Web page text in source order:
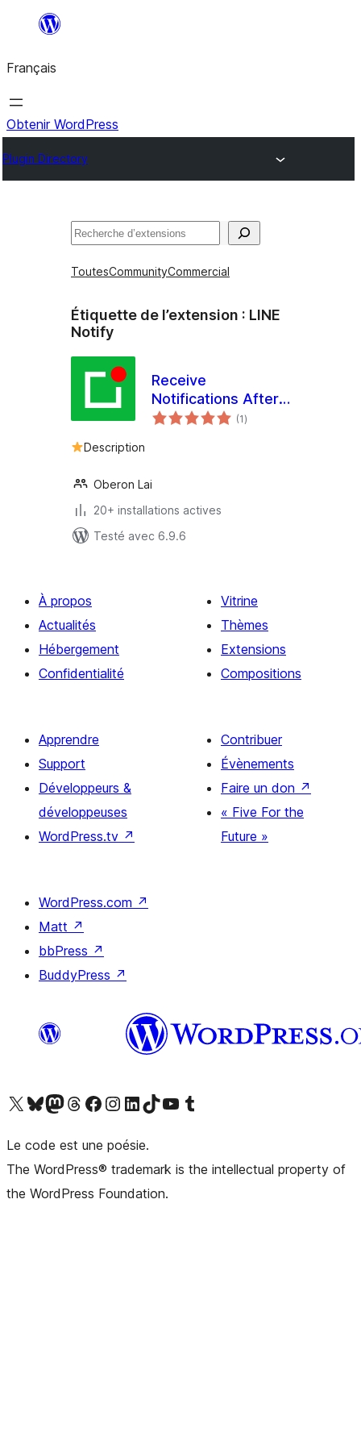
contenu
Français
Obtenir WordPress
Plugin Directory
Rechercher
ToutesCommunityCommercial
Étiquette de l’extension : LINE
Notify
Receive
Notifications After
Form Submitting –
(1notes
en
)
Description
Oberon Lai
20+ installations actives
Testé avec 6.9.6
À propos
Actualités
Hébergement
Confidentialité
Vitrine
Thèmes
Extensions
Compositions
Apprendre
Support
Développeurs &
développeuses
WordPress.tv ↗
Contribuer
Évènements
Faire un don ↗
« Five For the
Future »
WordPress.com ↗
Matt ↗
bbPress ↗
BuddyPress ↗
Visitez notre compte X (précédemment Twitter)
Visiter notre compte Bluesky
Visiter notre compte Mastodon
Visiter notre compte Threads
Consulter notre compte Facebook
Consulter notre compte Instagram
Consulter notre compte LinkedIn
Visiter notre compte TokTok
Visiter notre chaîne YouTube
Visiter notre compte Tumblr
Le code est une poésie.
The WordPress® trademark is the intellectual property of
the WordPress Foundation.